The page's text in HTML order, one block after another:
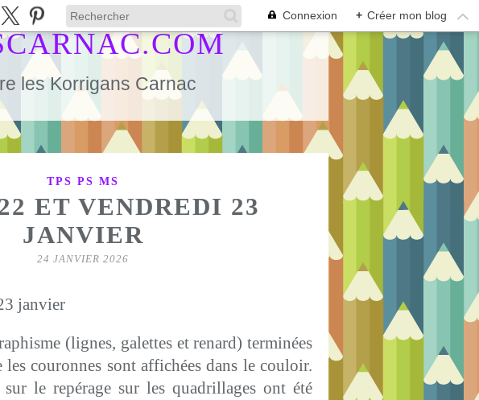
Connexion + Créer mon blog
les Korrigans Carnac
TPS PS MS
ET VENDREDI 23
JANVIER
24 JANVIER 2026
janvier
(lignes, galettes et renard) terminées
couronnes sont affichées dans le couloir.
le repérage sur les quadrillages ont été